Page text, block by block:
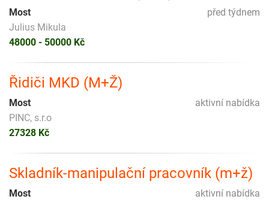
před týdnem
Most
Julius Mikula
48000 - 50000 Kč
Řidiči MKD (M+Ž)
aktivní nabídka
Most
PINC, s.r.o
27328 Kč
Skladník-manipulační pracovník (m+ž)
aktivní nabídka
Most